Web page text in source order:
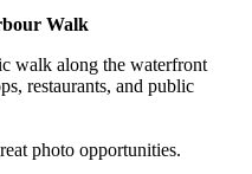
Walk
walk along the waterfront
restaurants, and public
photo opportunities.